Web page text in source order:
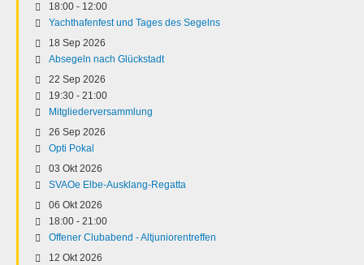
18:00 - 12:00
Yachthafenfest und Tages des Segelns
18 Sep 2026
Absegeln nach Glückstadt
22 Sep 2026
19:30 - 21:00
Mitgliederversammlung
26 Sep 2026
Opti Pokal
03 Okt 2026
SVAOe Elbe-Ausklang-Regatta
06 Okt 2026
18:00 - 21:00
Offener Clubabend - Altjuniorentreffen
12 Okt 2026